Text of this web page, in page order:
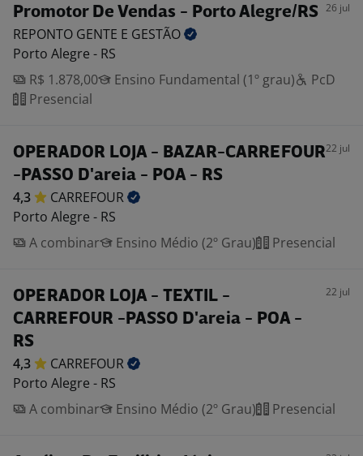
Promotor De Vendas - Porto Alegre/RS 26 jul
REPONTO GENTE E GESTÃO
Porto Alegre - RS
R$ 1.878,00
Ensino Fundamental (1º grau)
PcD
Presencial
OPERADOR LOJA - BAZAR-CARREFOUR
-PASSO D'areia - POA - RS
22 jul
4,3
CARREFOUR
Porto Alegre - RS
A combinar
Ensino Médio (2º Grau) Presencial
OPERADOR LOJA - TEXTIL -
CARREFOUR -PASSO D'areia - POA -
RS
22 jul
4,3
CARREFOUR
Porto Alegre - RS
A combinar
Ensino Médio (2º Grau) Presencial